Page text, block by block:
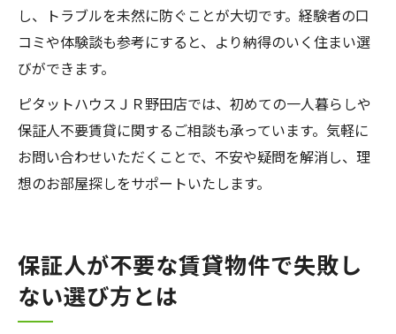
し、トラブルを未然に防ぐことが大切です。経験者の口
コミや体験談も参考にすると、より納得のいく住まい選
びができます。
ピタットハウスＪＲ野田店では、初めての一人暮らしや
保証人不要賃貸に関するご相談も承っています。気軽に
お問い合わせいただくことで、不安や疑問を解消し、理
想のお部屋探しをサポートいたします。
保証人が不要な賃貸物件で失敗し
ない選び方とは